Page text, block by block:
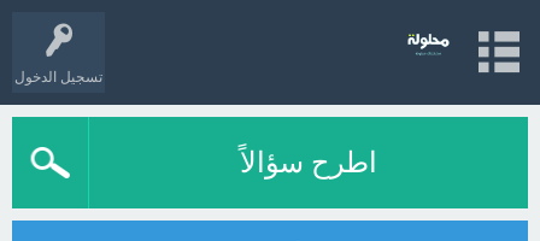
تسجيل الدخول
اطرح سؤالاً